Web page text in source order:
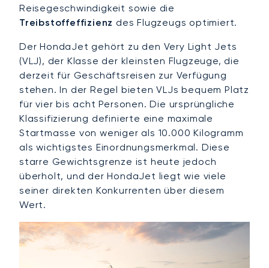
Reisegeschwindigkeit sowie die
Treibstoffeffizienz des Flugzeugs optimiert.
Der HondaJet gehört zu den Very Light Jets
(VLJ), der Klasse der kleinsten Flugzeuge, die
derzeit für Geschäftsreisen zur Verfügung
stehen. In der Regel bieten VLJs bequem Platz
für vier bis acht Personen. Die ursprüngliche
Klassifizierung definierte eine maximale
Startmasse von weniger als 10.000 Kilogramm
als wichtigstes Einordnungsmerkmal. Diese
starre Gewichtsgrenze ist heute jedoch
überholt, und der HondaJet liegt wie viele
seiner direkten Konkurrenten über diesem
Wert.